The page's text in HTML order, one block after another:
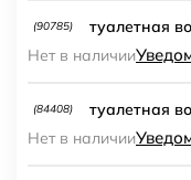
(90785)
туалетная
Нет в наличии
(84408)
туалетная
Нет в наличии